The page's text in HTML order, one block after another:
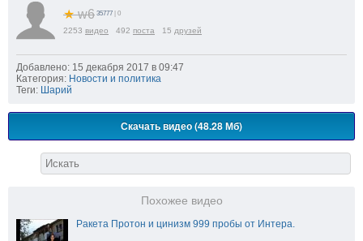
★w6 35777 | 0
2253 видео 492 поста 15 друзей
Добавлено: 15 декабря 2017 в 09:47
Категория: Новости и политика
Теги: Шарий
Скачать видео (48.28 Мб)
Похожее видео
Ракета Протон и цинизм 999 пробы от Интера.